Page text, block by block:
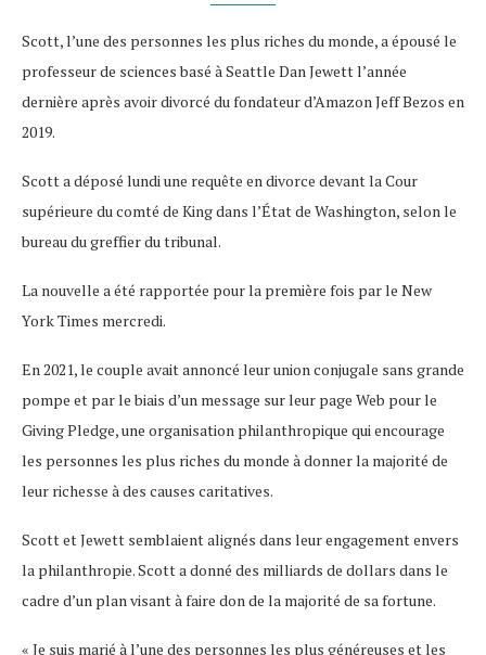
Scott, l’une des personnes les plus riches du monde, a épousé le
professeur de sciences basé à Seattle Dan Jewett l’année
dernière après avoir divorcé du fondateur d’Amazon Jeff Bezos en
2019.
Scott a déposé lundi une requête en divorce devant la Cour
supérieure du comté de King dans l’État de Washington, selon le
bureau du greffier du tribunal.
La nouvelle a été rapportée pour la première fois par le New
York Times mercredi.
En 2021, le couple avait annoncé leur union conjugale sans grande
pompe et par le biais d’un message sur leur page Web pour le
Giving Pledge, une organisation philanthropique qui encourage
les personnes les plus riches du monde à donner la majorité de
leur richesse à des causes caritatives.
Scott et Jewett semblaient alignés dans leur engagement envers
la philanthropie. Scott a donné des milliards de dollars dans le
cadre d’un plan visant à faire don de la majorité de sa fortune.
« Je suis marié à l’une des personnes les plus généreuses et les